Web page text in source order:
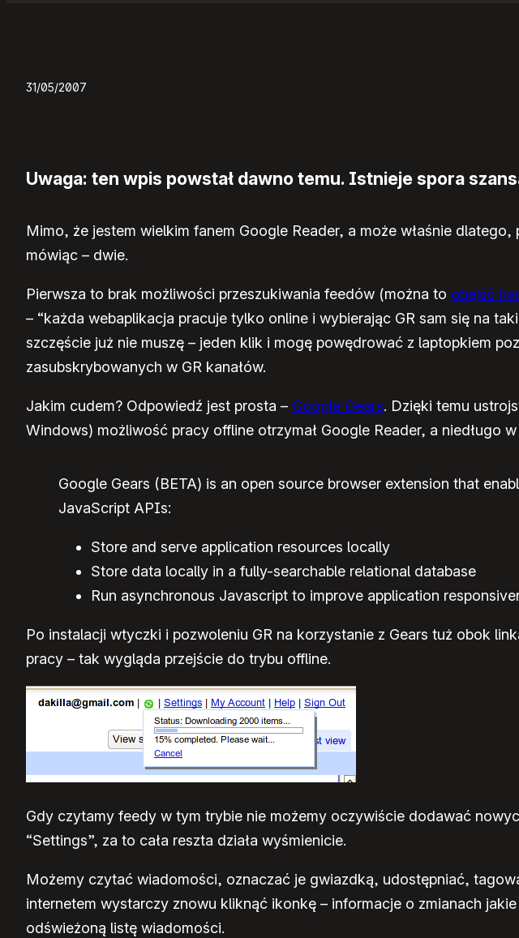
31/05/2007
Uwaga: ten wpis powstał dawno temu. Istnieje spora
Mimo, że jestem wielkim fanem Google Reader, a może właśnie
mówiąc – dwie.
Pierwsza to brak możliwości przeszukiwania feedów (można to obejść
– “każda webaplikacja pracuje tylko online i wybierając GR sam się na
szczęście już nie muszę – jeden klik i mogę powędrować z laptopkiem
zasubskrybowanych w GR kanałów.
Jakim cudem? Odpowiedź jest prosta – Google Gears. Dzięki temu
Windows) możliwość pracy offline otrzymał Google Reader, a niedługo
Google Gears (BETA) is an open source browser extension that
JavaScript APIs:
Store and serve application resources locally
Store data locally in a fully-searchable relational database
Run asynchronous Javascript to improve application
Po instalacji wtyczki i pozwoleniu GR na korzystanie z Gears tuż obok
pracy – tak wygląda przejście do trybu offline.
Gdy czytamy feedy w tym trybie nie możemy oczywiście dodawać
“Settings”, za to cała reszta działa wyśmienicie.
Możemy czytać wiadomości, oznaczać je gwiazdką, udostępniać,
internetem wystarczy znowu kliknąć ikonkę – informacje o zmianach
odświeżoną listę wiadomości.